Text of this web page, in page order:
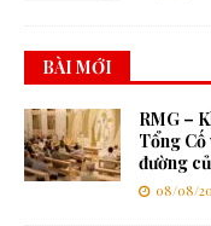
BÀI MỚI
RMG –
Tổng Cố
đường
08/08/